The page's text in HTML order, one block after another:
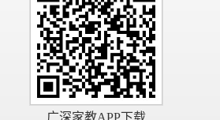
广深家教APP下载